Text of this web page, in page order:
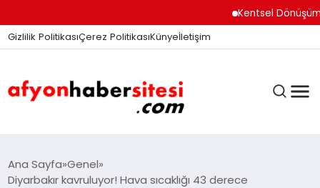
Kentsel Dönüşüm
Gizlilik PolitikasıÇerez PolitikasıKünyeİletişim
ANASAYFA
Ana Sayfa Genel
Diyarbakır kavruluyor! Hava sıcaklığı 43 derece